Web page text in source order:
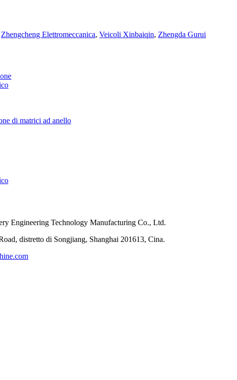
Zhengcheng Elettromeccanica, Veicoli Xinbaiqin, Zhengda Gurui
di matrici ad anello
Engineering Technology Manufacturing Co., Ltd.
distretto di Songjiang, Shanghai 201613, Cina.